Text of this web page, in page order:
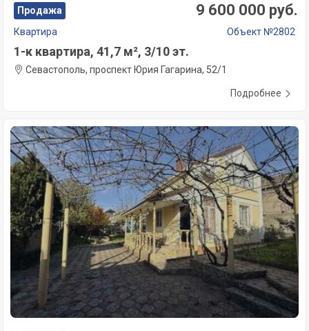
Продажа 9 600 000 руб.
Квартира Объект №2802
1-к квартира, 41,7 м², 3/10 эт.
Севастополь, проспект Юрия Гагарина, 52/1
Подробнее